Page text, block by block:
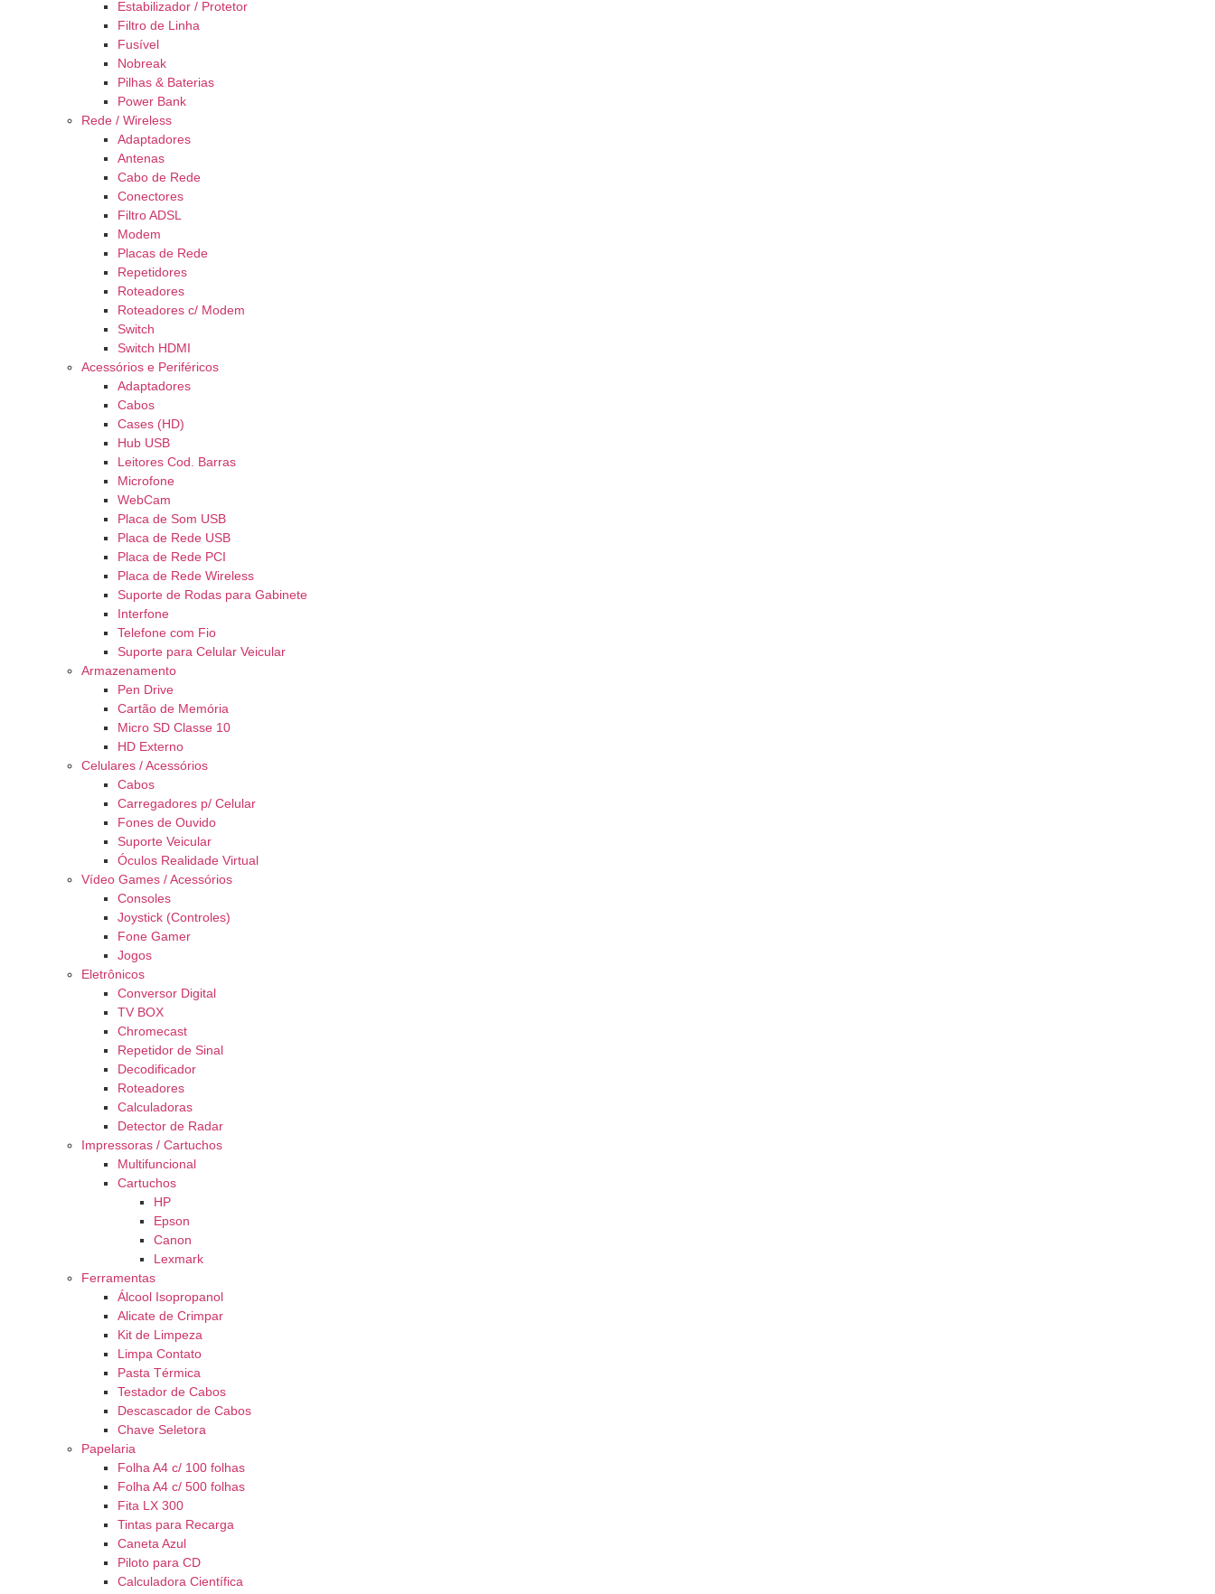
Estabilizador / Protetor
Filtro de Linha
Fusível
Nobreak
Pilhas & Baterias
Power Bank
Rede / Wireless
Adaptadores
Antenas
Cabo de Rede
Conectores
Filtro ADSL
Modem
Placas de Rede
Repetidores
Roteadores
Roteadores c/ Modem
Switch
Switch HDMI
Acessórios e Periféricos
Adaptadores
Cabos
Cases (HD)
Hub USB
Leitores Cod. Barras
Microfone
WebCam
Placa de Som USB
Placa de Rede USB
Placa de Rede PCI
Placa de Rede Wireless
Suporte de Rodas para Gabinete
Interfone
Telefone com Fio
Suporte para Celular Veicular
Armazenamento
Pen Drive
Cartão de Memória
Micro SD Classe 10
HD Externo
Celulares / Acessórios
Cabos
Carregadores p/ Celular
Fones de Ouvido
Suporte Veicular
Óculos Realidade Virtual
Vídeo Games / Acessórios
Consoles
Joystick (Controles)
Fone Gamer
Jogos
Eletrônicos
Conversor Digital
TV BOX
Chromecast
Repetidor de Sinal
Decodificador
Roteadores
Calculadoras
Detector de Radar
Impressoras / Cartuchos
Multifuncional
Cartuchos
HP
Epson
Canon
Lexmark
Ferramentas
Álcool Isopropanol
Alicate de Crimpar
Kit de Limpeza
Limpa Contato
Pasta Térmica
Testador de Cabos
Descascador de Cabos
Chave Seletora
Papelaria
Folha A4 c/ 100 folhas
Folha A4 c/ 500 folhas
Fita LX 300
Tintas para Recarga
Caneta Azul
Piloto para CD
Calculadora Científica